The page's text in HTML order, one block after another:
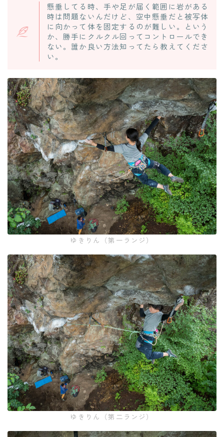
懸垂してる時、手や足が届く範囲に岩がある
時は問題ないんだけど、空中懸垂だと被写体
に向かって体を固定するのが難しい。という
か、勝手にクルクル回ってコントロールでき
ない。誰か良い方法知ってたら教えてくださ
い。
ゆきりん（第一ランジ）
ゆきりん（第二ランジ）